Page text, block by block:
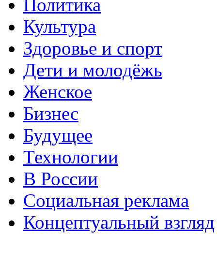
Политика
Культура
Здоровье и спорт
Дети и молодёжь
Женское
Бизнес
Будущее
Технологии
В России
Социальная реклама
Концептуальный взгляд